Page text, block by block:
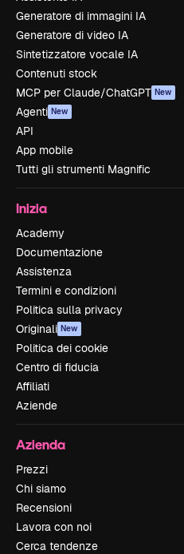
Generatore di immagini IA
Generatore di video IA
Sintetizzatore vocale IA
Contenuti stock
MCP per Claude/ChatGPT New
Agenti New
API
App mobile
Tutti gli strumenti Magnific
Inizia
Academy
Documentazione
Assistenza
Termini e condizioni
Politica sulla privacy
Originali New
Politica dei cookie
Centro di fiducia
Affiliati
Aziende
Azienda
Prezzi
Chi siamo
Recensioni
Lavora con noi
Cerca tendenze